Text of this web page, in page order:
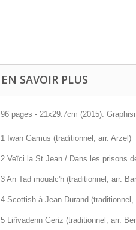
EN SAVOIR PLUS
96 pages - 21x29.7cm (2015).
1 Iwan Gamus (traditionnel, arr. Arzel)
2 Veïci la St Jean / Dans les prisons
3 An Tad moualc'h (traditionnel, arr.
4 Scottish à Jean Durand (traditionnel,
5 Liñvadenn Geriz (traditionnel, arr.